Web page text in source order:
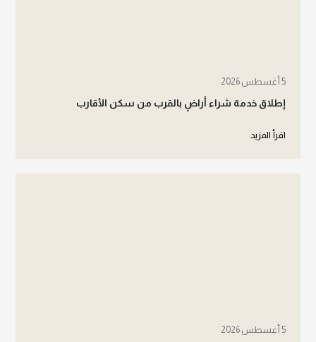
5 أغسطس 2026
إطلاق خدمة شراء أراضٍ بالقرب من سكن الأقارب
اقرأ المزيد
5 أغسطس 2026